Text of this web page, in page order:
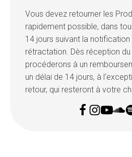
Vous devez retourner les
rapidement possible, dans
14 jours suivant la
rétractation. Dès réception du
procéderons à un
un délai de 14 jours, à
retour, qui resteront à votre